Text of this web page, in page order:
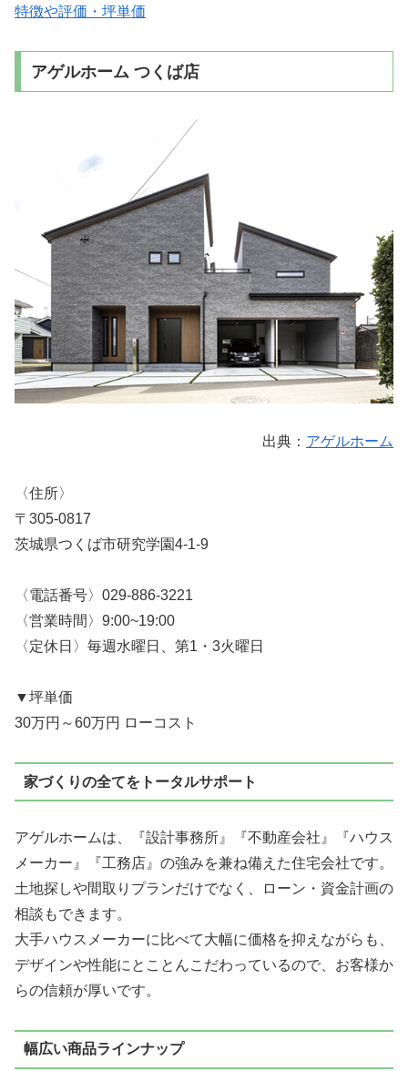
特徴や評価・坪単価
アゲルホーム つくば店
出典： アゲルホーム
〈住所〉
〒305-0817
茨城県つくば市研究学園4-1-9
〈電話番号〉029-886-3221
〈営業時間〉9:00~19:00
〈定休日〉毎週水曜日、第1・3火曜日
▼坪単価
30万円～60万円 ローコスト
家づくりの全てをトータルサポート
アゲルホームは、
『設計事務所』『不動産会社』『ハウス
メーカー』『工務店』 の強みを兼ね備えた住宅会社です。
土地探しや間取りプランだけでなく、ローン・資金計画の
相談もできます。
大手ハウスメーカーに比べて大幅に価格を抑えながらも、
デザインや性能にとことんこだわっているので、お客様か
らの信頼が厚いです。
幅広い商品ラインナップ